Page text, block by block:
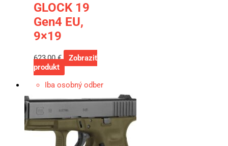
GLOCK 19
Gen4 EU,
9×19
623,00€
Zobraziť
produkt
Iba osobný odber